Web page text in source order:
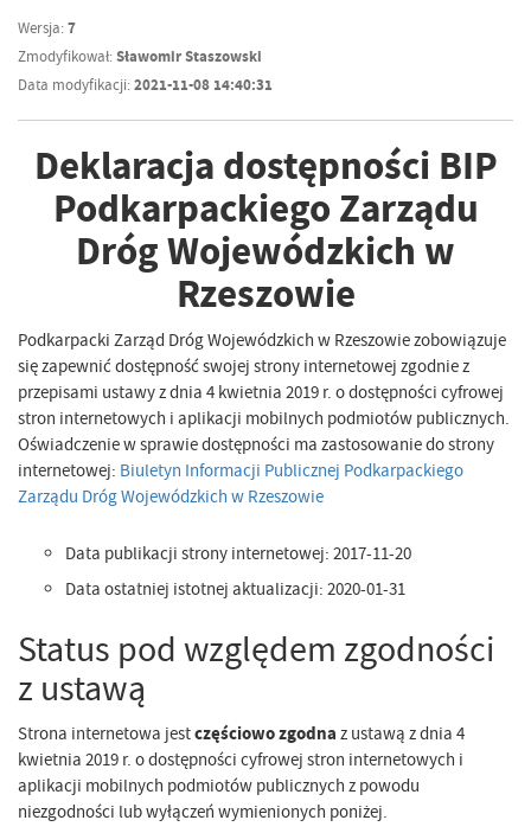
Wersja:7
Zmodyfikował:Sławomir Staszowski
Data modyfikacji:2021-11-08 14:40:31
Deklaracja dostępności BIP
Podkarpackiego Zarządu
Dróg Wojewódzkich w
Rzeszowie
Podkarpacki Zarząd Dróg Wojewódzkich w Rzeszowie zobowiązuje
się zapewnić dostępność swojej strony internetowej zgodnie z
przepisami ustawy z dnia 4 kwietnia 2019 r. o dostępności cyfrowej
stron internetowych i aplikacji mobilnych podmiotów publicznych.
Oświadczenie w sprawie dostępności ma zastosowanie do strony
internetowej: Biuletyn Informacji Publicznej Podkarpackiego
Zarządu Dróg Wojewódzkich w Rzeszowie
Data publikacji strony internetowej: 2017-11-20
Data ostatniej istotnej aktualizacji: 2020-01-31
Status pod względem zgodności
z ustawą
Strona internetowa jestczęściowo zgodna z ustawą z dnia 4
kwietnia 2019 r. o dostępności cyfrowej stron internetowych i
aplikacji mobilnych podmiotów publicznych z powodu
niezgodności lub wyłączeń wymienionych poniżej.